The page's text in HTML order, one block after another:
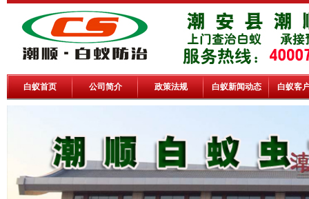
白蚁首页 公司简介 政策法规 白蚁新闻动态 白蚁客